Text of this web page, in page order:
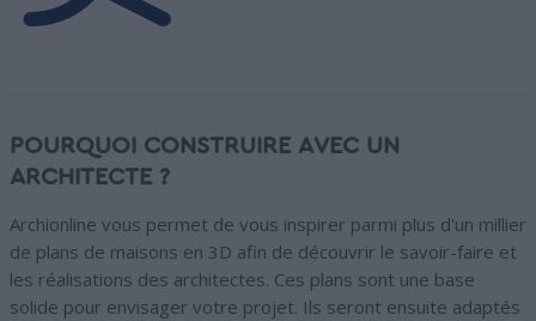
POURQUOI CONSTRUIRE AVEC UN
ARCHITECTE ?
Archionline vous permet de vous inspirer parmi plus d'un millier
de plans de maisons en 3D afin de découvrir le savoir-faire et
les réalisations des architectes. Ces plans sont une base
solide pour envisager votre projet. Ils seront ensuite adaptés